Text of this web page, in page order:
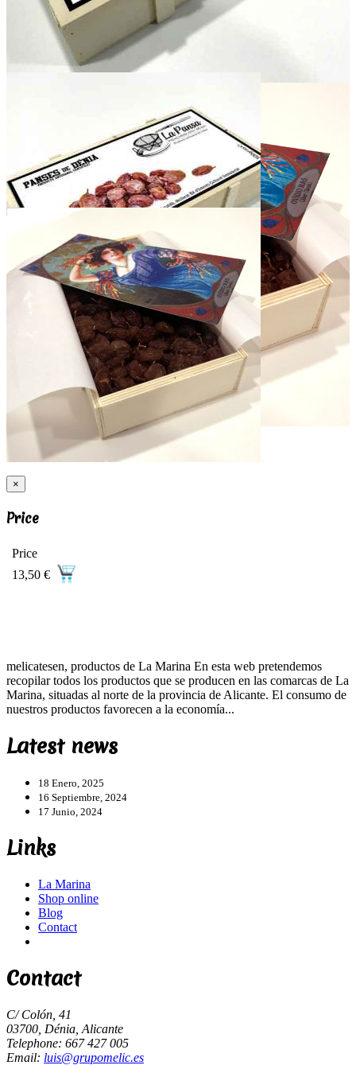
13,50 €
QUANTITY
+ Add to basket
In stock
Reset filters See all the prices |
Description
×
Price
Price
13,50 €
melicatesen, productos de La Marina En esta web pretendemos
recopilar todos los productos que se producen en las comarcas de La
Marina, situadas al norte de la provincia de Alicante. El consumo de
nuestros productos favorecen a la economía...
Latest news
18 Enero, 2025
16 Septiembre, 2024
17 Junio, 2024
Links
La Marina
Shop online
Blog
Contact
Contact
C/ Colón, 41
03700, Dénia, Alicante
Telephone: 667 427 005
Email: luis@grupomelic.es